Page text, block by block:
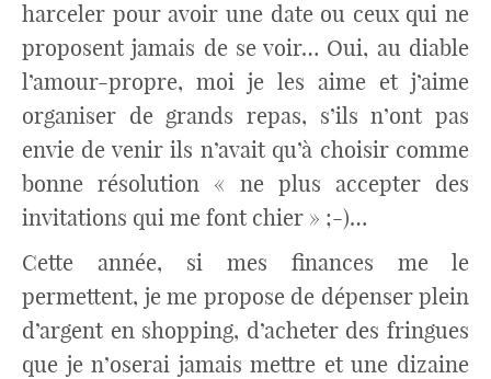
harceler pour avoir une date ou ceux qui ne
proposent jamais de se voir… Oui, au diable
l’amour-propre, moi je les aime et j’aime
organiser de grands repas, s’ils n’ont pas
envie de venir ils n’avait qu’à choisir comme
bonne résolution « ne plus accepter des
invitations qui me font chier » ;-)…
Cette année, si mes finances me le
permettent, je me propose de dépenser plein
d’argent en shopping, d’acheter des fringues
que je n’oserai jamais mettre et une dizaine